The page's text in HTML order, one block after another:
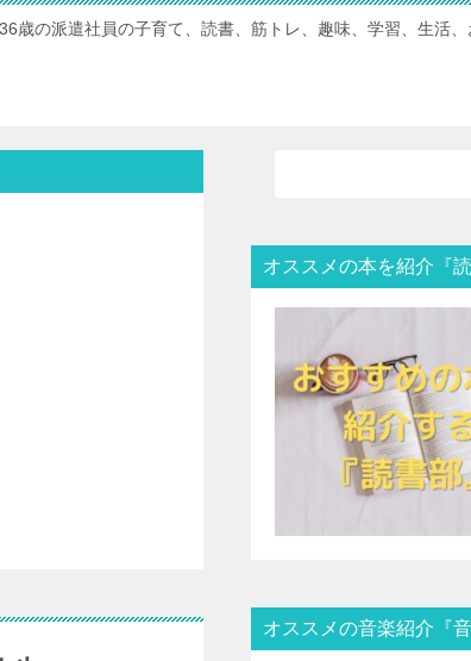
36歳の派遣社員の子育て、読書、筋トレ、趣味、学習、生活、
オススメの本を紹介『読
オススメの音楽紹介『音